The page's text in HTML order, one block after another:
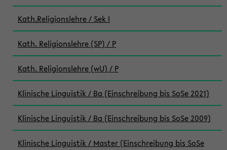
Kath.Religionslehre / Sek I
Kath. Religionslehre (SP) / P
Kath. Religionslehre (wU) / P
Klinische Linguistik / Ba (Einschreibung bis SoSe 2021)
Klinische Linguistik / Ba (Einschreibung bis SoSe 2009)
Klinische Linguistik / Master (Einschreibung bis SoSe